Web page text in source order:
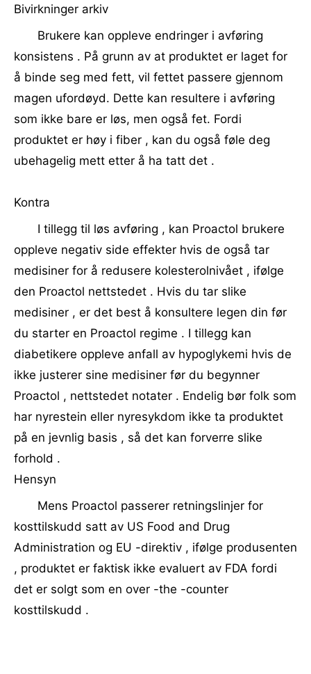
Bivirkninger arkiv
Brukere kan oppleve endringer i avføring
konsistens . På grunn av at produktet er laget for
å binde seg med fett, vil fettet passere gjennom
magen ufordøyd. Dette kan resultere i avføring
som ikke bare er løs, men også fet. Fordi
produktet er høy i fiber , kan du også føle deg
ubehagelig mett etter å ha tatt det .
Kontra
I tillegg til løs avføring , kan Proactol brukere
oppleve negativ side effekter hvis de også tar
medisiner for å redusere kolesterolnivået , ifølge
den Proactol nettstedet . Hvis du tar slike
medisiner , er det best å konsultere legen din før
du starter en Proactol regime . I tillegg kan
diabetikere oppleve anfall av hypoglykemi hvis de
ikke justerer sine medisiner før du begynner
Proactol , nettstedet notater . Endelig bør folk som
har nyrestein eller nyresykdom ikke ta produktet
på en jevnlig basis , så det kan forverre slike
forhold .
Hensyn
Mens Proactol passerer retningslinjer for
kosttilskudd satt av US Food and Drug
Administration og EU -direktiv , ifølge produsenten
, produktet er faktisk ikke evaluert av FDA fordi
det er solgt som en over -the -counter
kosttilskudd .